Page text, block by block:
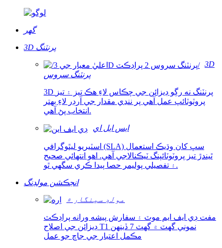
گھر
3D پرنٽنگ
3D
پرنٽنگ سروس
3D پرنٽنگ نه رڳو ڊيزائن جي چڪاس لاءِ هڪ تيز ۽ تيز
پروٽوٽائپ عمل آهي پر ننڍي مقدار جي آرڊر لاءِ بهتر
انتخاب پڻ آهي.
ايس ايل اي
اسٽيريو ليٿوگرافي (SLA) سڀ کان وڌيڪ استعمال
ٿيندڙ تيز پروٽوٽائپنگ ٽيڪنالاجي آهي. اهو انتهائي صحيح
۽ تفصيلي پوليمر حصا پيدا ڪري سگهي ٿو.
انجڪشن مولڊنگ
مولڊ سينگار ۾
مفت ڊي ايف ايم موٽ ۽ سفارش پيشه ورانه پراڊڪٽ
ڊيزائن جي اصلاح T1 نموني گهٽ ۾ گهٽ 7 ڏينهن
مڪمل اعتبار جي جاچ جو عمل